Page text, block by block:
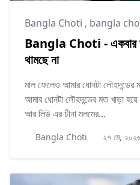
Bangla Choti , bangla
Bangla Choti - একবার
থামছে না
মাল ফেলেও আমার ধোনটা
আমার ধোনটা লৌহদন্ডের মত খাড়া
আর লিউ এর চীনা মলমের...
Bangla Choti ২৭ মে,